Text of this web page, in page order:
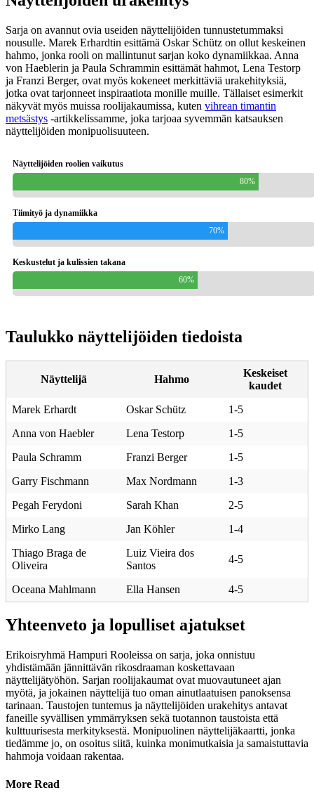
Sarja on avannut ovia useiden näyttelijöiden tunnustetummaksi
nousulle. Marek Erhardtin esittämä Oskar Schütz on ollut keskeinen
hahmo, jonka rooli on mallintunut sarjan koko dynamiikkaa. Anna
von Haeblerin ja Paula Schrammin esittämät hahmot, Lena Testorp
ja Franzi Berger, ovat myös kokeneet merkittäviä urakehityksiä,
jotka ovat tarjonneet inspiraatiota monille muille. Tällaiset esimerkit
näkyvät myös muissa roolijakaumissa, kuten vihrean timantin
metsästys -artikkelissamme, joka tarjoaa syvemmän katsauksen
näyttelijöiden monipuolisuuteen.
Näyttelijöiden roolien vaikutus
80%
Tiimityö ja dynamiikka
70%
Keskustelut ja kulissien takana
60%
Taulukko näyttelijöiden tiedoista
Näyttelijä Hahmo
Keskeiset
kaudet
Marek Erhardt
Oskar Schütz
1-5
Anna von Haebler
Lena Testorp
1-5
Paula Schramm
Franzi Berger
1-5
Garry Fischmann
Max Nordmann
1-3
Pegah Ferydoni
Sarah Khan
2-5
Mirko Lang
Jan Köhler
1-4
Thiago Braga de
Oliveira
Luiz Vieira dos
Santos
4-5
Oceana Mahlmann Ella Hansen 4-5
Yhteenveto ja lopulliset ajatukset
Erikoisryhmä Hampuri Rooleissa on sarja, joka onnistuu
yhdistämään jännittävän rikosdraaman koskettavaan
näyttelijätyöhön. Sarjan roolijakaumat ovat muovautuneet ajan
myötä, ja jokainen näyttelijä tuo oman ainutlaatuisen panoksensa
tarinaan. Taustojen tuntemus ja näyttelijöiden urakehitys antavat
faneille syvällisen ymmärryksen sekä tuotannon taustoista että
kulttuurisesta merkityksestä. Monipuolinen näyttelijäkaartti, jonka
tiedämme jo, on osoitus siitä, kuinka monimutkaisia ja samaistuttavia
hahmoja voidaan rakentaa.
More Read